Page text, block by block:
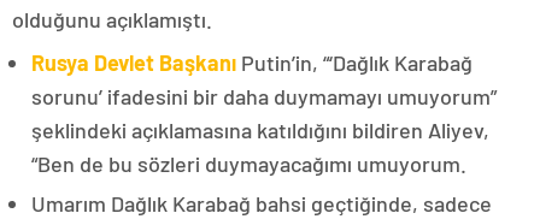
olduğunu açıklamıştı.
Rusya Devlet Başkanı Putin’in, “‘Dağlık Karabağ
sorunu’ ifadesini bir daha duymamayı umuyorum”
şeklindeki açıklamasına katıldığını bildiren Aliyev,
“Ben de bu sözleri duymayacağımı umuyorum.
Umarım Dağlık Karabağ bahsi geçtiğinde, sadece